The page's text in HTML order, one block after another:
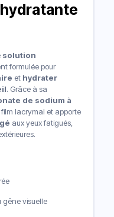
solution
formulée pour
et hydrater
. Grâce à sa
de sodium à
film lacrymal et apporte
aux yeux fatigués,
gêne visuelle